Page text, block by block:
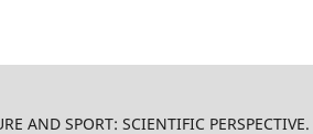
AND SPORT: SCIENTIFIC PERSPECTIVE.